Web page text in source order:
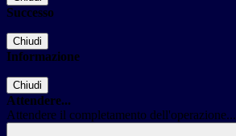
Successo
Chiudi
Informazione
Chiudi
Attendere...
Attendere il completamento dell'operazione...